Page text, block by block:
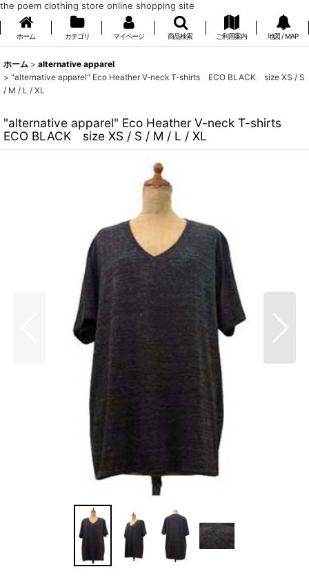
the poem clothing store online shopping site
ホーム カテゴリ マイページ 商品検索 ご利用案内 地図 / MAP
ホーム > alternative apparel
> "alternative apparel" Eco Heather V-neck T-shirts ECO BLACK size XS / S
/ M / L / XL
"alternative apparel" Eco Heather V-neck T-shirts
ECO BLACK size XS / S / M / L / XL